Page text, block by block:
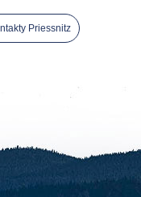
Priessnitz